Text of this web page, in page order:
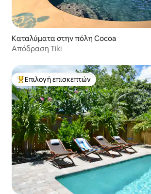
Καταλύματα στην πόλη Cocoa
Απόδραση Tiki
Κορυφαία επιλογή επισκεπτών
Επιλογή επισκεπτών